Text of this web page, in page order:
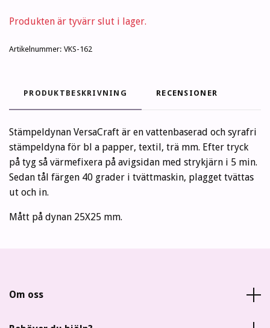
Produkten är tyvärr slut i lager.
Artikelnummer: VKS-162
PRODUKTBESKRIVNING RECENSIONER
Stämpeldynan VersaCraft är en vattenbaserad och syrafri
stämpeldyna för bl a papper, textil, trä mm. Efter tryck
på tyg så värmefixera på avigsidan med strykjärn i 5 min.
Sedan tål färgen 40 grader i tvättmaskin, plagget tvättas
ut och in.
Mått på dynan 25X25 mm.
Om oss